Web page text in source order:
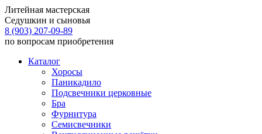
Литейная мастерская
Седушкин и сыновья
8 (903) 207-09-89
по вопросам приобретения
Каталог
Хоросы
Паникадило
Подсвечники церковные
Бра
Фурнитура
Семисвечники